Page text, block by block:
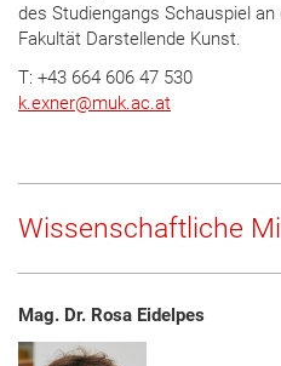
des Studiengangs Schauspiel
Fakultät Darstellende Kunst.
T: +43 664 606 47 530
k.exner@muk.ac.at
Wissenschaftliche
Mag. Dr. Rosa Eidelpes